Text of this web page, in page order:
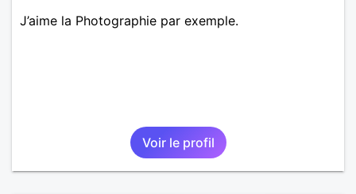
J’aime la Photographie par exemple.
Voir le profil